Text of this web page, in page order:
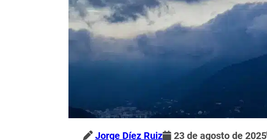
Jorge Díez Ruiz 23 de agosto de 2025